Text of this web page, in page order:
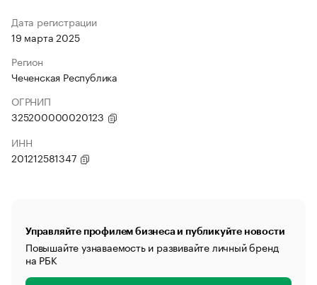
Дата регистрации
19 марта 2025
Регион
Чеченская Республика
ОГРНИП
325200000020123
ИНН
201212581347
Управляйте профилем бизнеса и публикуйте новости
Повышайте узнаваемость и развивайте личный бренд
на РБК